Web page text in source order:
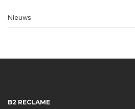
Nieuws
B2 RECLAME